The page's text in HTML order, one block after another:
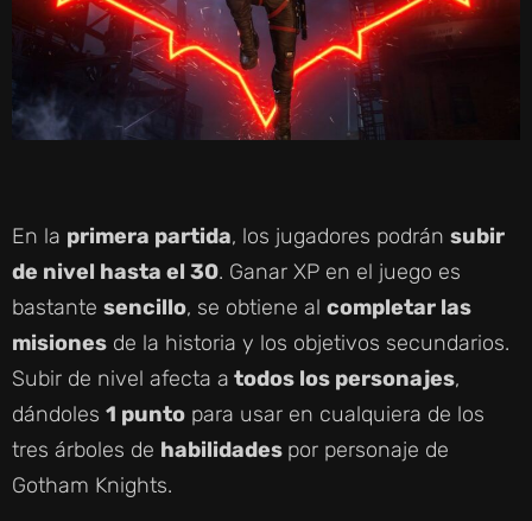
En la primera partida, los jugadores podrán subir
de nivel hasta el 30. Ganar XP en el juego es
bastante sencillo, se obtiene al completar las
misiones de la historia y los objetivos secundarios.
Subir de nivel afecta a todos los personajes,
dándoles 1 punto para usar en cualquiera de los
tres árboles de habilidades por personaje de
Gotham Knights.